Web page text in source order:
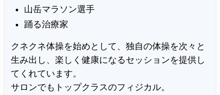
山岳マラソン選手
踊る治療家
クネクネ体操を始めとして、独自の体操を次々と
生み出し、楽しく健康になるセッションを提供し
てくれています。
サロンでもトップクラスのフィジカル。